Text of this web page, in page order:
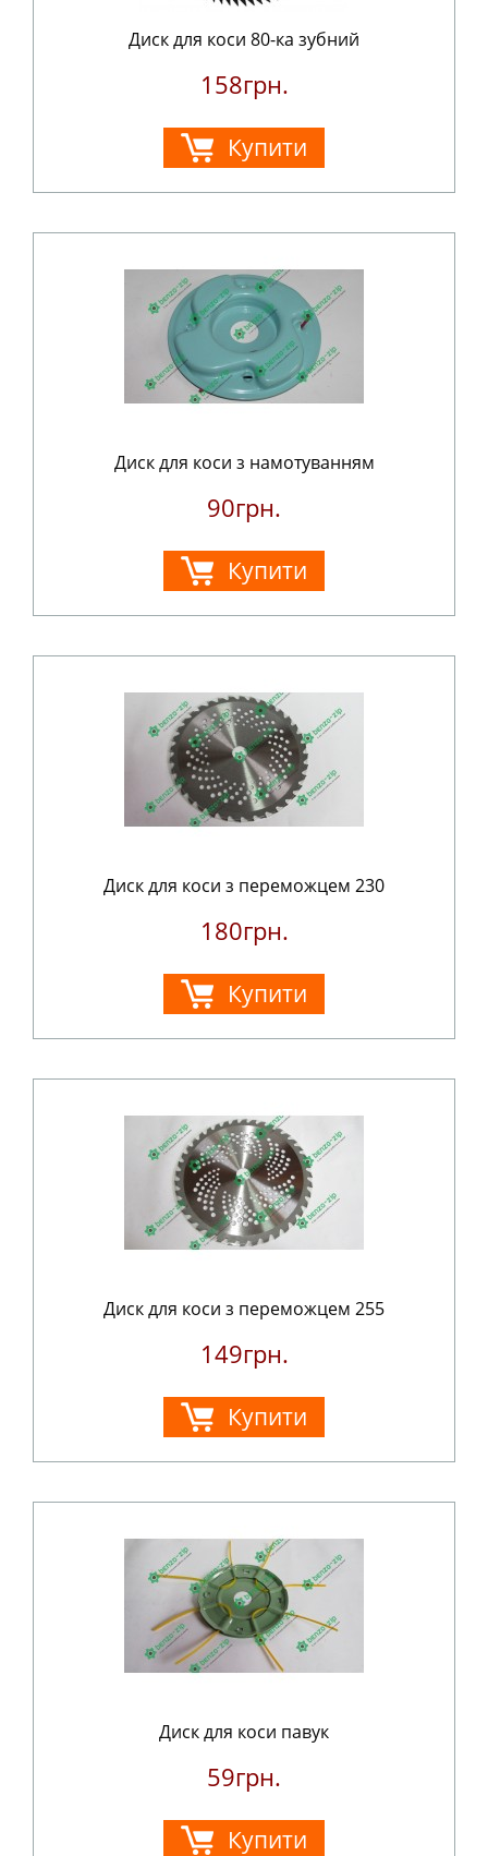
Диск для коси 80-ка зубний
158грн.
Купити
Диск для коси з намотуванням
90грн.
Купити
Диск для коси з переможцем 230
180грн.
Купити
Диск для коси з переможцем 255
149грн.
Купити
Диск для коси павук
59грн.
Купити